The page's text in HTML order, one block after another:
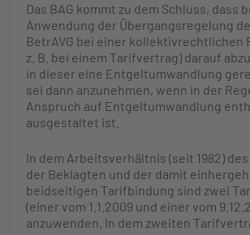
Das BAG kommt zu dem Schluss, dass
Anwendung der Übergangsregelung
BetrAVG bei einer kollektivrechtlichen
z. B. bei einem Tarifvertrag) darauf
in dieser eine Entgeltumwandlung
sei dann anzunehmen, wenn in der
Anspruch auf Entgeltumwandlung
ausgestaltet ist.
In dem Arbeitsverhältnis (seit 1982)
der Beklagten und der damit
beidseitigen Tarifbindung sind zwei
(einer vom 1.1.2009 und einer vom
anzuwenden. In dem zweiten